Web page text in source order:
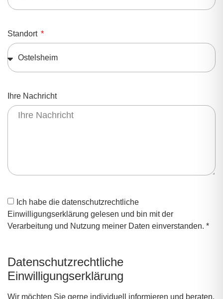
Standort
Ihre Nachricht
Ich habe die datenschutzrechtliche
Einwilligungserklärung gelesen und bin mit der
Verarbeitung und Nutzung meiner Daten einverstanden. *
Datenschutzrechtliche
Einwilligungserklärung
Wir möchten Sie gerne individuell informieren und beraten.